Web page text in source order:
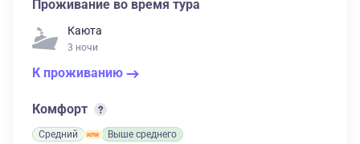
Проживание во время тура
Каюта
3 ночи
К проживанию
Комфорт
Средний Выше среднего